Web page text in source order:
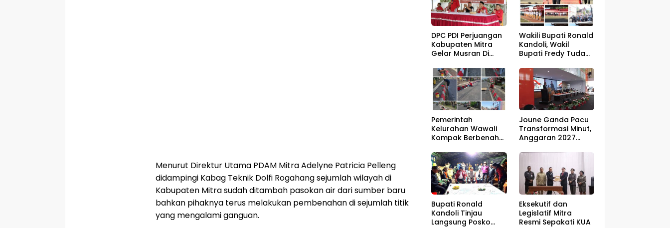
Menurut Direktur Utama PDAM Mitra Adelyne Patricia Pelleng
didampingi Kabag Teknik Dolfi Rogahang sejumlah wilayah di
Kabupaten Mitra sudah ditambah pasokan air dari sumber baru
bahkan pihaknya terus melakukan pembenahan di sejumlah titik
yang mengalami ganguan.
DPC PDI Perjuangan
Kabupaten Mitra
Gelar Musran Di
Wakili Bupati Ronald
Kandoli, Wakil
Bupati Fredy Tuda
Rangkaian Kegiatan
Meriahkan HUT RI ke
Pemerintah
Kelurahan Wawali
Kompak Berbenah
Joune Ganda Pacu
Transformasi Minut,
Anggaran 2027
Pembangunan
Bupati Ronald
Kandoli Tinjau
Langsung Posko
Eksekutif dan
Legislatif Mitra
Resmi Sepakati KUA